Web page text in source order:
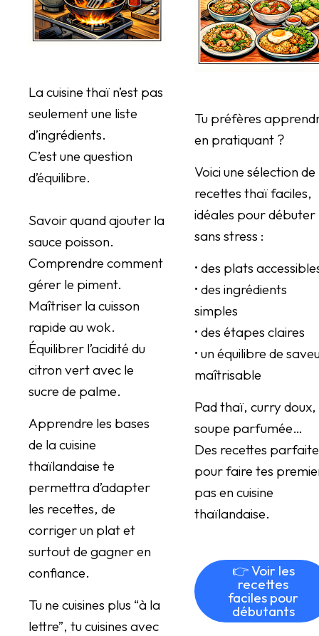
La cuisine thaï n’est pas
seulement une liste
d’ingrédients.
C’est une question
d’équilibre.
Savoir quand ajouter la
sauce poisson.
Comprendre comment
gérer le piment.
Maîtriser la cuisson
rapide au wok.
Équilibrer l’acidité du
citron vert avec le
sucre de palme.
Apprendre les bases
de la cuisine
thaïlandaise te
permettra d’adapter
les recettes, de
corriger un plat et
surtout de gagner en
confiance.
Tu ne cuisines plus “à la
lettre”, tu cuisines avec
Tu préfères
en pratiquant ?
Voici une sélection de
recettes thaï faciles,
idéales pour débuter
sans stress :
• des plats
• des ingrédients
simples
• des étapes claires
• un équilibre de
maîtrisable
Pad thaï, curry doux,
soupe parfumée…
Des recettes
pour faire tes
pas en cuisine
thaïlandaise.
👉 Voir les
recettes
faciles pour
débutants